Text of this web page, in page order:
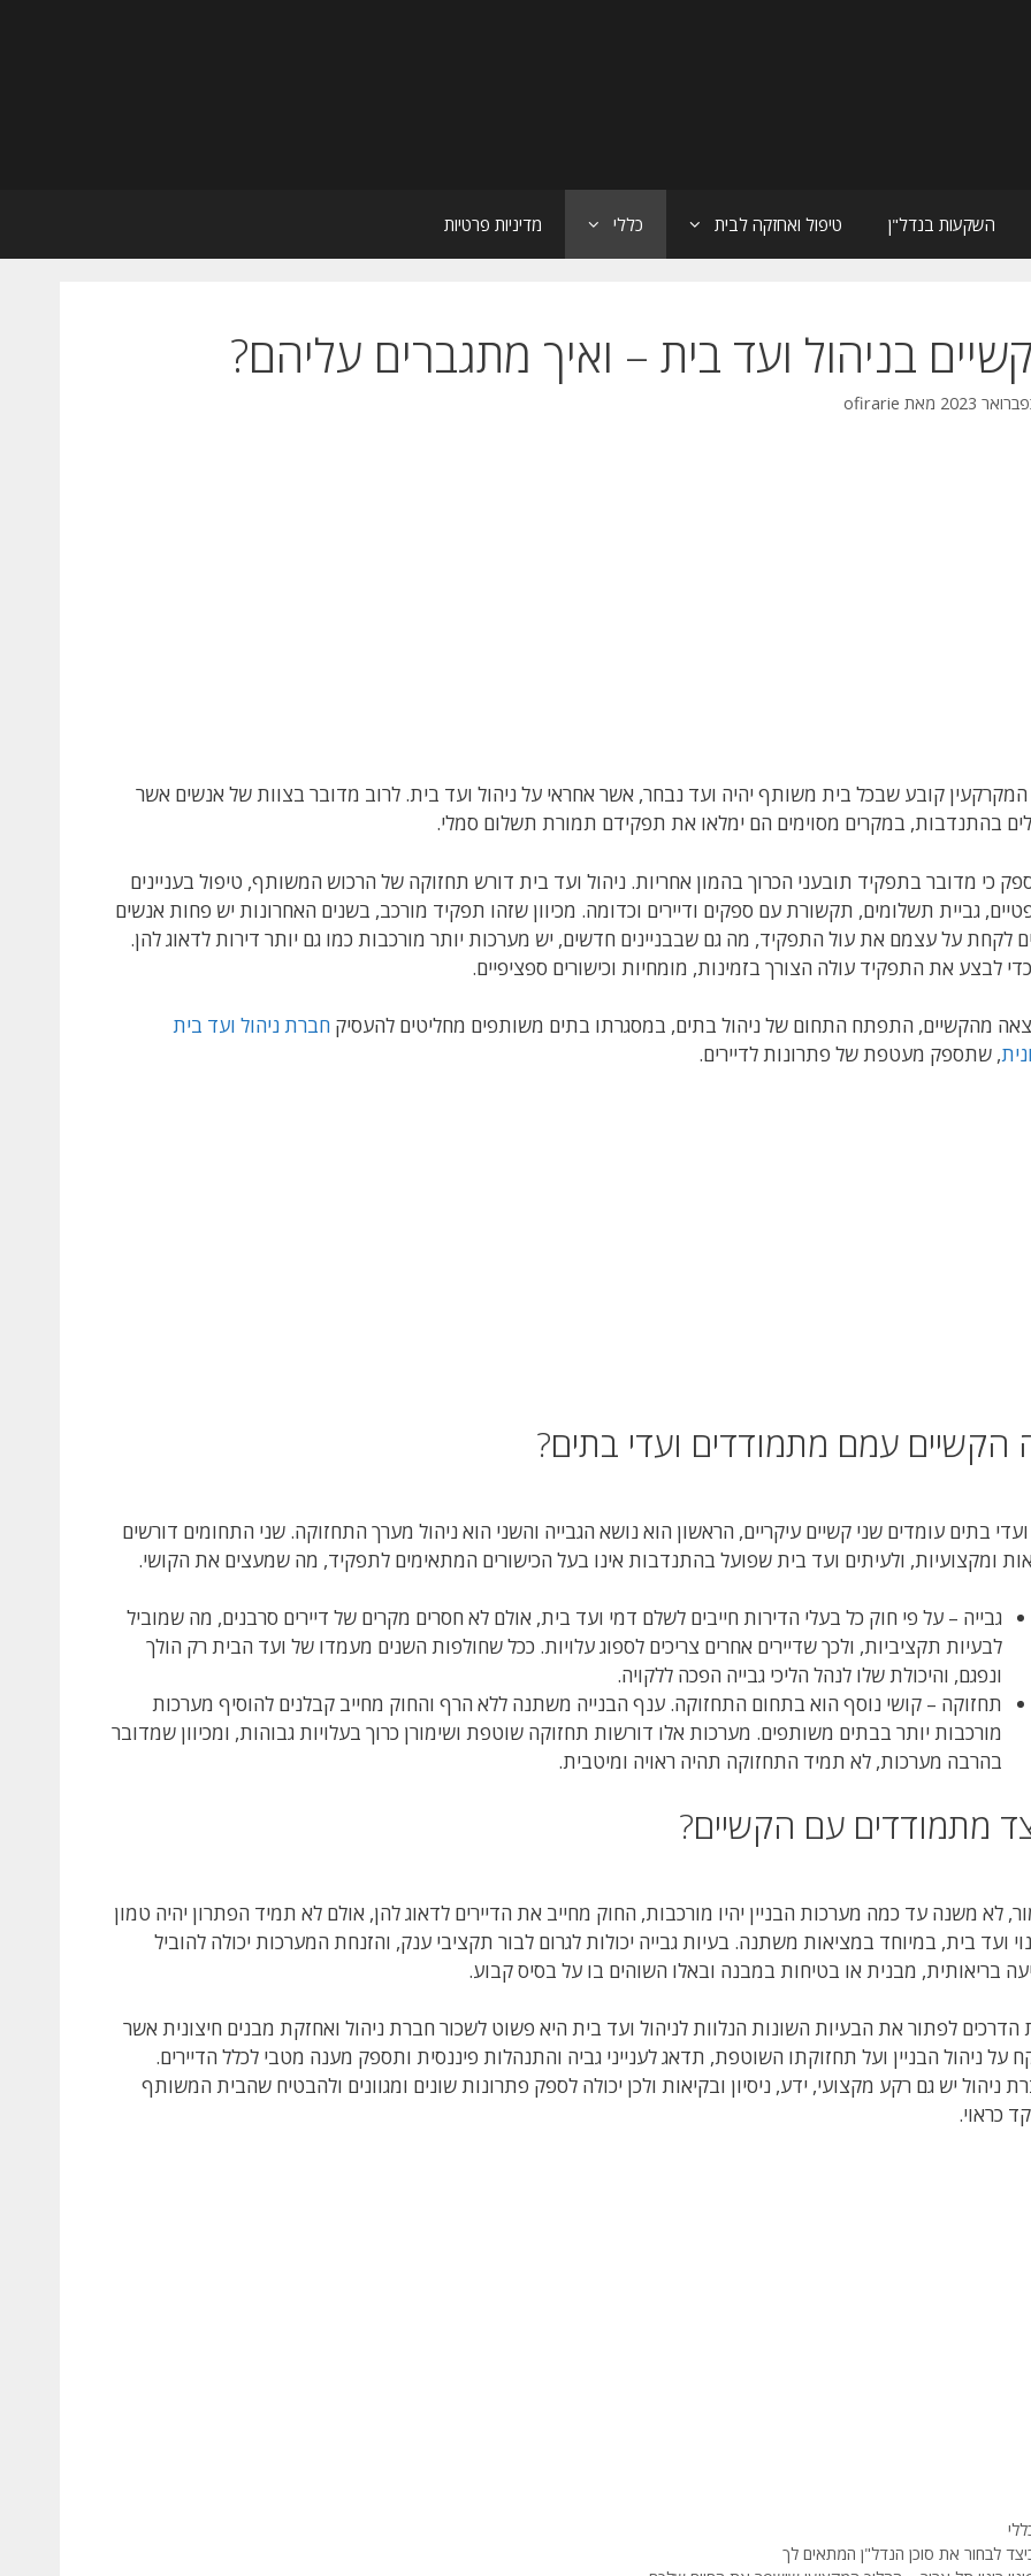
השקעות בנדל"ן טיפול ואחזקה לבית כללי מדיניות פרטיות
בניהול ועד בית – ואיך מתגברים עליהם?
מאת ofirarie
המקרקעין קובע שבכל בית משותף יהיה ועד נבחר, אשר אחראי על ניהול ועד בית. לרוב מדובר בצוות של אנשים אשר
בהתנדבות, במקרים מסוימים הם ימלאו את תפקידם תמורת תשלום סמלי.
כי מדובר בתפקיד תובעני הכרוך בהמון אחריות. ניהול ועד בית דורש תחזוקה של הרכוש המשותף, טיפול בעניינים
גביית תשלומים, תקשורת עם ספקים ודיירים וכדומה. מכיוון שזהו תפקיד מורכב, בשנים האחרונות יש פחות אנשים
לקחת על עצמם את עול התפקיד, מה גם שבבניינים חדשים, יש מערכות יותר מורכבות כמו גם יותר דירות לדאוג להן.
לבצע את התפקיד עולה הצורך בזמינות, מומחיות וכישורים ספציפיים.
מהקשיים, התפתח התחום של ניהול בתים, במסגרתו בתים משותפים מחליטים להעסיק חברתניהול ועד בית
, שתספק מעטפת של פתרונות לדיירים.
הקשיים עמם מתמודדים ועדי בתים?
בתים עומדים שני קשיים עיקריים, הראשון הוא נושא הגבייה והשני הוא ניהול מערך התחזוקה. שני התחומים דורשים
ומקצועיות, ולעיתים ועד בית שפועל בהתנדבות אינו בעל הכישורים המתאימים לתפקיד, מה שמעצים את הקושי.
גבייה – על פי חוק כל בעלי הדירות חייבים לשלם דמי ועד בית, אולם לא חסרים מקרים של דיירים סרבנים, מה שמוביל
לבעיות תקציביות, ולכך שדיירים אחרים צריכים לספוג עלויות. ככל שחולפות השנים מעמדו של ועד הבית רק הולך
ונפגם, והיכולת שלו לנהל הליכי גבייה הפכה ללקויה.
תחזוקה – קושי נוסף הוא בתחום התחזוקה. ענף הבנייה משתנה ללא הרף והחוק מחייב קבלנים להוסיף מערכות
מורכבות יותר בבתים משותפים. מערכות אלו דורשות תחזוקה שוטפת ושימורן כרוך בעלויות גבוהות, ומכיוון שמדובר
בהרבה מערכות, לא תמיד התחזוקה תהיה ראויה ומיטבית.
מתמודדים עם הקשיים?
לא משנה עד כמה מערכות הבניין יהיו מורכבות, החוק מחייב את הדיירים לדאוג להן, אולם לא תמיד הפתרון יהיה טמון
ועד בית, במיוחד במציאות משתנה. בעיות גבייה יכולות לגרום לבור תקציבי ענק, והזנחת המערכות יכולה להוביל
בריאותית, מבנית או בטיחות במבנה ובאלו השוהים בו על בסיס קבוע.
הדרכים לפתור את הבעיות השונות הנלוות לניהול ועד בית היא פשוט לשכור חברת ניהול ואחזקת מבנים חיצונית אשר
על ניהול הבניין ועל תחזוקתו השוטפת, תדאג לענייני גביה והתנהלות פיננסית ותספק מענה מטבי לכלל הדיירים.
ניהול יש גם רקע מקצועי, ידע, ניסיון ובקיאות ולכן יכולה לספק פתרונות שונים ומגוונים ולהבטיח שהבית המשותף
כראוי.
לבחור את סוכן הנדל"ן המתאים לך